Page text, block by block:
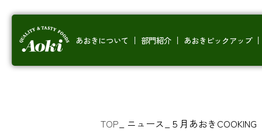
あおきについて 部門紹介 あおきピックアップ
TOP ニュース ５月あおきCOOKING